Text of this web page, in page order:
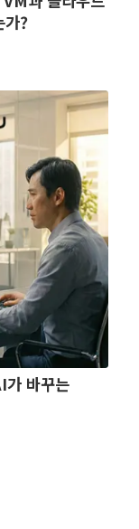
가?
가 바꾸는